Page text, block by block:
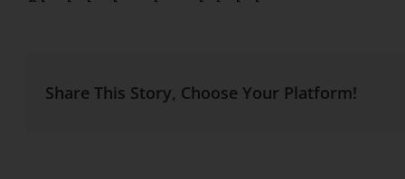
Share This Story, Choose Your Platform!